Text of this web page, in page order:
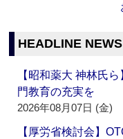
HEADLINE NEWS
【昭和薬大 神林氏
門教育の充実を
2026年08月07日 (金)
【厚労省検討会】